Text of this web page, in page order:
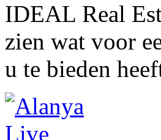
IDEAL Real
zien wat voor
u te bieden